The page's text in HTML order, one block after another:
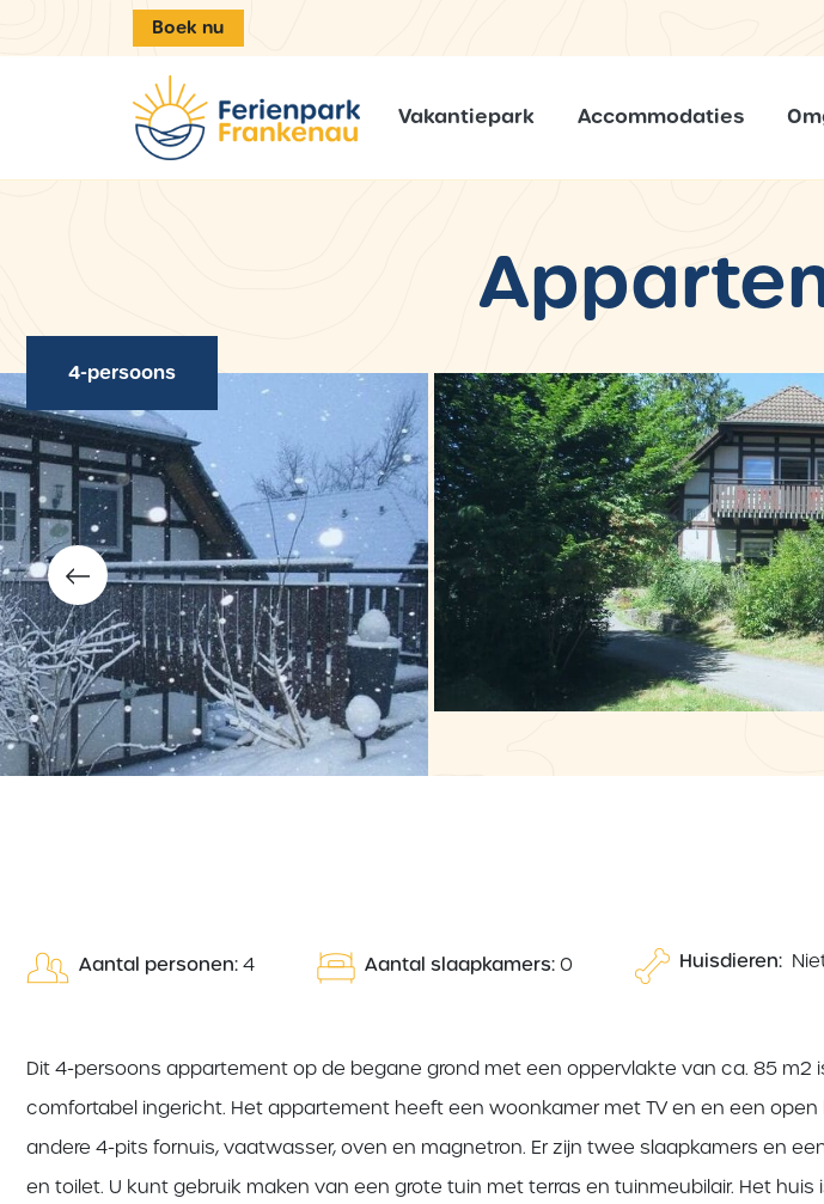
Boek nu
Vakantiepark Accommodaties
4-persoons
Aantal personen:4 Aantal slaapkamers:0 Huisdieren:
Dit 4-persoons appartement op de begane grond met een oppervlakte van ca. 85 m2
comfortabel ingericht. Het appartement heeft een woonkamer met TV en en een
andere 4-pits fornuis, vaatwasser, oven en magnetron. Er zijn twee slaapkamers en
en toilet. U kunt gebruik maken van een grote tuin met terras en tuinmeubilair. Het huis